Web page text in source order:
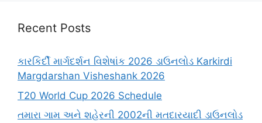
Recent Posts
કારકિર્દી માર્ગદર્શન વિશેષાંક 2026 ડાઉનલોડ Karkirdi
Margdarshan Visheshank 2026
T20 World Cup 2026 Schedule
તમારા ગામ અને શહેરની 2002ની મતદારયાદી ડાઉનલોડ